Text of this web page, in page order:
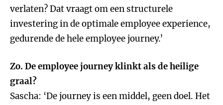
verlaten? Dat vraagt om een structurele
investering in de optimale employee experience,
gedurende de hele employee journey.’
Zo. De employee journey klinkt als de heilige
graal?
Sascha: ‘De journey is een middel, geen doel. Het